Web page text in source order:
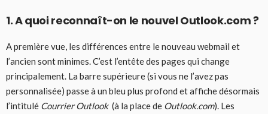
1. A quoi reconnaît-on le nouvel Outlook.com ?
A première vue, les différences entre le nouveau webmail et
l’ancien sont minimes. C’est l’entête des pages qui change
principalement. La barre supérieure (si vous ne l’avez pas
personnalisée) passe à un bleu plus profond et affiche désormais
l’intitulé Courrier Outlook (à la place de Outlook.com). Les